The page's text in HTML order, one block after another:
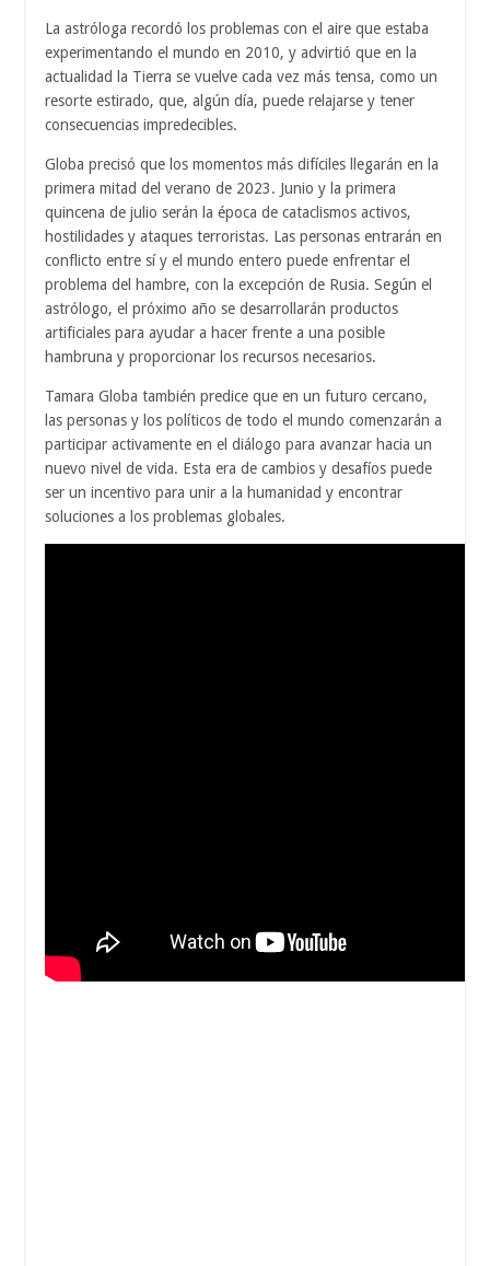
La astróloga recordó los problemas con el aire que estaba
experimentando el mundo en 2010, y advirtió que en la
actualidad la Tierra se vuelve cada vez más tensa, como un
resorte estirado, que, algún día, puede relajarse y tener
consecuencias impredecibles.
Globa precisó que los momentos más difíciles llegarán en la
primera mitad del verano de 2023. Junio ​​y la primera
quincena de julio serán la época de cataclismos activos,
hostilidades y ataques terroristas. Las personas entrarán en
conflicto entre sí y el mundo entero puede enfrentar el
problema del hambre, con la excepción de Rusia. Según el
astrólogo, el próximo año se desarrollarán productos
artificiales para ayudar a hacer frente a una posible
hambruna y proporcionar los recursos necesarios.
Tamara Globa también predice que en un futuro cercano,
las personas y los políticos de todo el mundo comenzarán a
participar activamente en el diálogo para avanzar hacia un
nuevo nivel de vida. Esta era de cambios y desafíos puede
ser un incentivo para unir a la humanidad y encontrar
soluciones a los problemas globales.